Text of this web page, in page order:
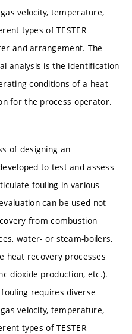
velocity, temperature,
types of TESTER
and arrangement. The
analysis is the identification
conditions of a heat
for the process operator.
of designing an
to test and assess
fouling in various
can be used not
from combustion
water- or steam-boilers,
heat recovery processes
dioxide production, etc.).
requires diverse
velocity, temperature,
types of TESTER